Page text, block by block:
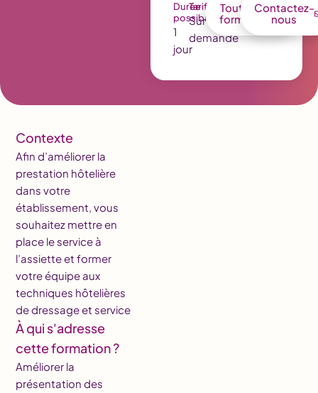
Contexte
Afin d’améliorer la
prestation hôtelière
dans votre
établissement, vous
souhaitez mettre en
place le service à
l’assiette et former
votre équipe aux
techniques hôtelières
de dressage et service
À qui s'adresse
cette formation ?
Améliorer la
présentation des
Durée
possible
1
jour
Tarif
Sur
demande
Toutes nos
formations
Contactez-
nous